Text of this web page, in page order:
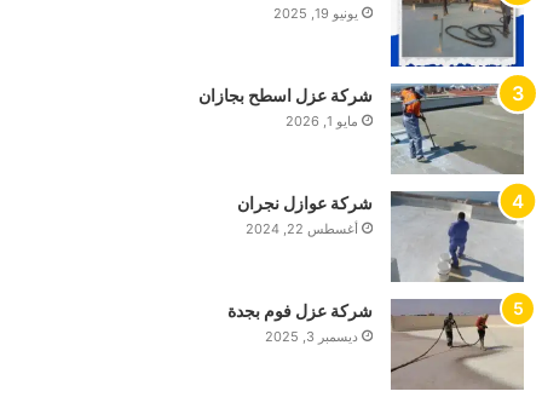
يونيو 19, 2025
شركة عزل اسطح بجازان
مايو 1, 2026
شركة عوازل نجران
أغسطس 22, 2024
شركة عزل فوم بجدة
ديسمبر 3, 2025